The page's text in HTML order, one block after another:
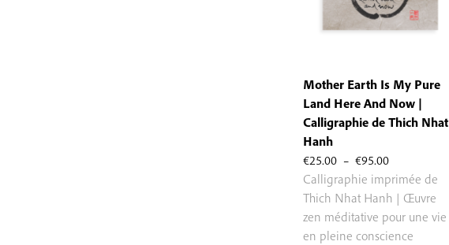
€25.00 – €95.00Plage
de
prix :
€25.00
à
Mother Earth Is My Pure
Land Here And Now |
Calligraphie de Thich Nhat
Hanh
Calligraphie imprimée de
Thich Nhat Hanh | Œuvre
zen méditative pour une vie
en pleine conscience